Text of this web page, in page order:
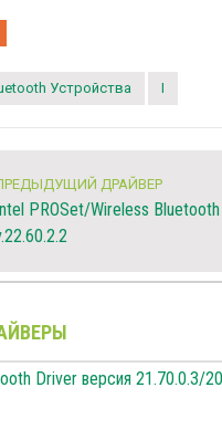
Устройства I
ДРАЙВЕР
Intel PROSet/Wireless
Driver версия 21.70.0.3/